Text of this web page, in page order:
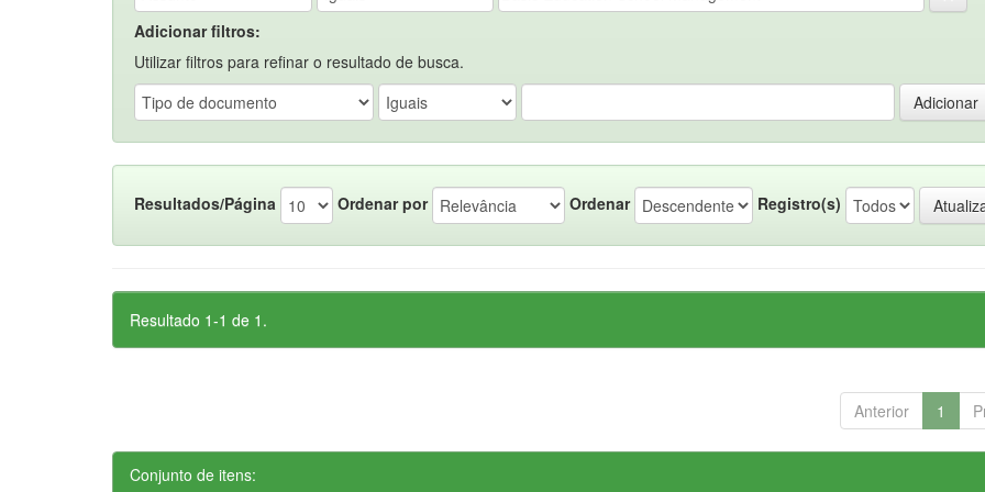
Adicionar filtros:
Utilizar filtros para refinar o resultado de busca.
Resultados/Página Ordenar por Ordenar Registro(s)
Resultado 1-1 de 1.
Anterior 1
Conjunto de itens: